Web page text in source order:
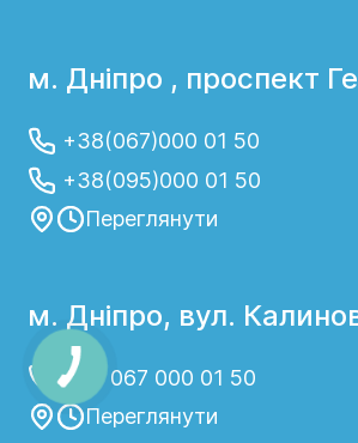
м. Дніпро , проспект
+38(067)000 01 50
+38(095)000 01 50
Переглянути
м. Дніпро, вул.
+38 067 000 01 50
Переглянути